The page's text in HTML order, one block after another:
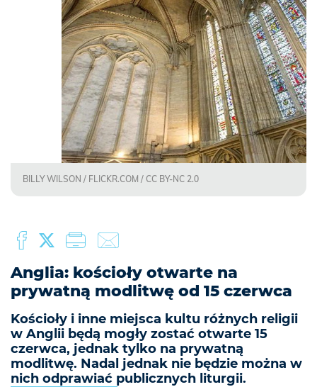
BILLY WILSON / FLICKR.COM / CC BY-NC 2.0
Anglia: kościoły otwarte na
prywatną modlitwę od 15 czerwca
Kościoły i inne miejsca kultu różnych religii
w Anglii będą mogły zostać otwarte 15
czerwca, jednak tylko na prywatną
modlitwę. Nadal jednak nie będzie można w
nich odprawiać publicznych liturgii.